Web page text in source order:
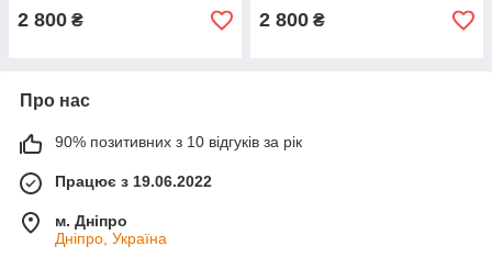
2 800 ₴ 2 800 ₴
Про нас
90% позитивних з 10 відгуків за рік
Працює з 19.06.2022
м. Дніпро
Дніпро, Україна